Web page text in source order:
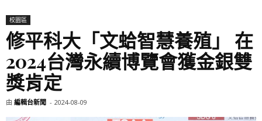
校園區
修平科大「文蛤智慧養殖」 在
2024台灣永續博覽會獲金銀雙
獎肯定
由 編輯台新聞 - 2024-08-09